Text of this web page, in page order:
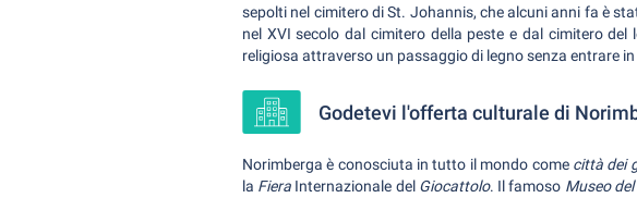
sepolti nel cimitero di St. Johannis, che alcuni anni fa è
nel XVI secolo dal cimitero della peste e dal cimitero
religiosa attraverso un passaggio di legno senza entrare
Godetevi l'offerta culturale di
Norimberga è conosciuta in tutto il mondo come città dei
la Fiera Internazionale del Giocattolo. Il famoso Museo